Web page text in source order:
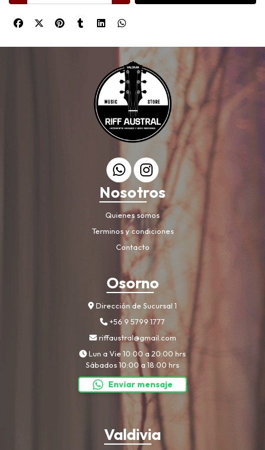
Nosotros
Quienes somos
Terminos y condiciones
Contacto
Osorno
Dirección de Sucursal 1
+56 9 5799 1777
riffaustral@gmail.com
Lun a Vie 10:00 a 20:00 hrs
Sábados 10:00 a 18:00 hrs
Enviar mensaje
Valdivia